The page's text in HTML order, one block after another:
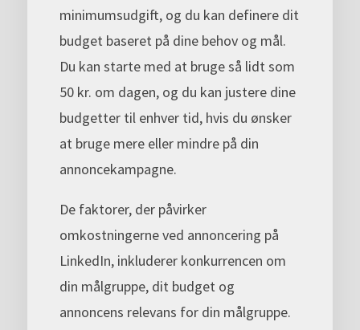
minimumsudgift, og du kan definere dit
budget baseret på dine behov og mål.
Du kan starte med at bruge så lidt som
50 kr. om dagen, og du kan justere dine
budgetter til enhver tid, hvis du ønsker
at bruge mere eller mindre på din
annoncekampagne.
De faktorer, der påvirker
omkostningerne ved annoncering på
LinkedIn, inkluderer konkurrencen om
din målgruppe, dit budget og
annoncens relevans for din målgruppe.